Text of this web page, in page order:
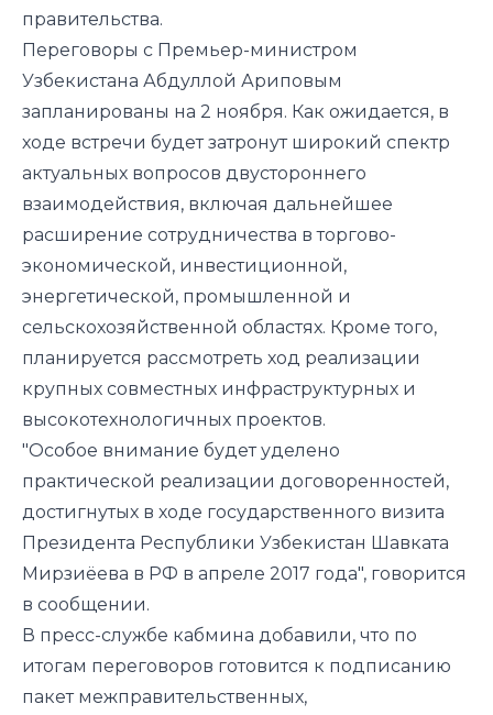
правительства.
Переговоры с Премьер-министром
Узбекистана Абдуллой Ариповым
запланированы на 2 ноября. Как ожидается, в
ходе встречи будет затронут широкий спектр
актуальных вопросов двустороннего
взаимодействия, включая дальнейшее
расширение сотрудничества в торгово-
экономической, инвестиционной,
энергетической, промышленной и
сельскохозяйственной областях. Кроме того,
планируется рассмотреть ход реализации
крупных совместных инфраструктурных и
высокотехнологичных проектов.
"Особое внимание будет уделено
практической реализации договоренностей,
достигнутых в ходе государственного визита
Президента Республики Узбекистан Шавката
Мирзиёева в РФ в апреле 2017 года", говорится
в сообщении.
В пресс-службе кабмина добавили, что по
итогам переговоров готовится к подписанию
пакет межправительственных,